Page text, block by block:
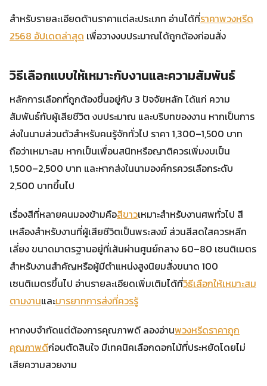
สำหรับรายละเอียดด้านราคาแต่ละประเภท อ่านได้ที่ราคาพวงหรีด
2568 อัปเดตล่าสุด เพื่อวางงบประมาณได้ถูกต้องก่อนสั่ง
วิธีเลือกแบบให้เหมาะกับงานและความสัมพันธ์
หลักการเลือกที่ถูกต้องขึ้นอยู่กับ 3 ปัจจัยหลัก ได้แก่ ความ
สัมพันธ์กับผู้เสียชีวิต งบประมาณ และบริบทของงาน หากเป็นการ
ส่งในนามส่วนตัวสำหรับคนรู้จักทั่วไป ราคา 1,300–1,500 บาท
ถือว่าเหมาะสม หากเป็นเพื่อนสนิทหรือญาติควรเพิ่มงบเป็น
1,500–2,500 บาท และหากส่งในนามองค์กรควรเลือกระดับ
2,500 บาทขึ้นไป
เรื่องสีที่หลายคนมองข้ามคือสีขาวเหมาะสำหรับงานศพทั่วไป สี
เหลืองสำหรับงานที่ผู้เสียชีวิตเป็นพระสงฆ์ ส่วนสีสดใสควรหลีก
เลี่ยง ขนาดมาตรฐานอยู่ที่เส้นผ่านศูนย์กลาง 60–80 เซนติเมตร
สำหรับงานสำคัญหรือผู้มีตำแหน่งสูงนิยมสั่งขนาด 100
เซนติเมตรขึ้นไป อ่านรายละเอียดเพิ่มเติมได้ที่วิธีเลือกให้เหมาะสม
ตามงานและมารยาทการส่งที่ควรรู้
หากงบจำกัดแต่ต้องการคุณภาพดี ลองอ่านพวงหรีดราคาถูก
คุณภาพดีก่อนตัดสินใจ มีเทคนิคเลือกดอกไม้ที่ประหยัดโดยไม่
เสียความสวยงาม